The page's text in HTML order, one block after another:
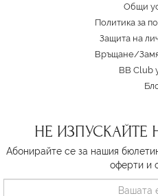
Oбщи
Политика за
Защита на
Връщане/
BB Club
НЕ ИЗПУСКАЙТЕ
Абонирайте се за нашия
оферти и